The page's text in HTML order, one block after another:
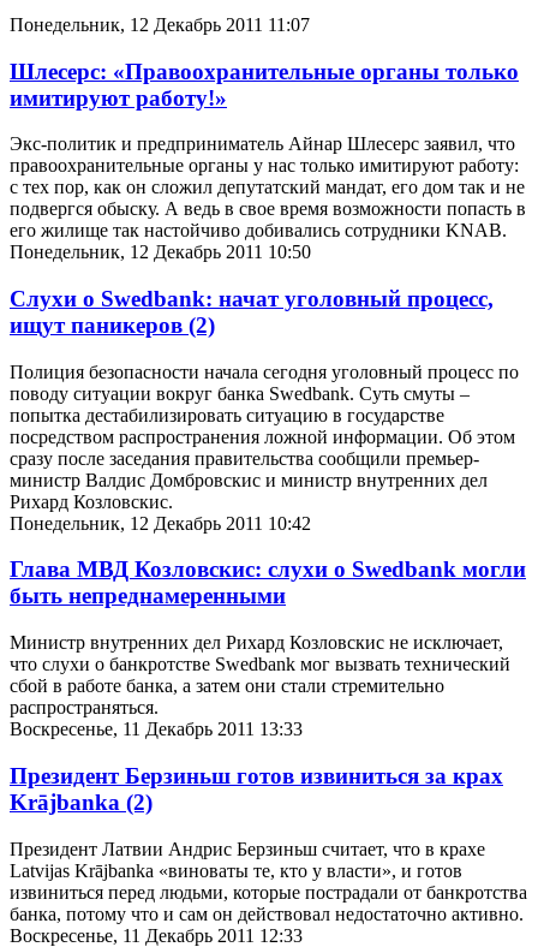
Понедельник, 12 Декабрь 2011 11:07
Шлесерс: «Правоохранительные органы только
имитируют работу!»
Экс-политик и предприниматель Айнар Шлесерс заявил, что
правоохранительные органы у нас только имитируют работу:
с тех пор, как он сложил депутатский мандат, его дом так и не
подвергся обыску. А ведь в свое время возможности попасть в
его жилище так настойчиво добивались сотрудники KNAB.
Понедельник, 12 Декабрь 2011 10:50
Слухи о Swedbank: начат уголовный процесс,
ищут паникеров (2)
Полиция безопасности начала сегодня уголовный процесс по
поводу ситуации вокруг банка Swedbank. Суть смуты –
попытка дестабилизировать ситуацию в государстве
посредством распространения ложной информации. Об этом
сразу после заседания правительства сообщили премьер-
министр Валдис Домбровскис и министр внутренних дел
Рихард Козловскис.
Понедельник, 12 Декабрь 2011 10:42
Глава МВД Козловскис: слухи о Swedbank могли
быть непреднамеренными
Министр внутренних дел Рихард Козловскис не исключает,
что слухи о банкротстве Swedbank мог вызвать технический
сбой в работе банка, а затем они стали стремительно
распространяться.
Воскресенье, 11 Декабрь 2011 13:33
Президент Берзиньш готов извиниться за крах
Krājbanka (2)
Президент Латвии Андрис Берзиньш считает, что в крахе
Latvijas Krājbanka «виноваты те, кто у власти», и готов
извиниться перед людьми, которые пострадали от банкротства
банка, потому что и сам он действовал недостаточно активно.
Воскресенье, 11 Декабрь 2011 12:33